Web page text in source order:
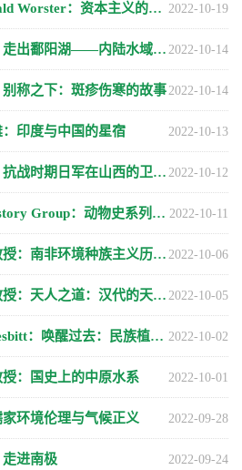
2022-10-19
【讲座预告】[美]Donald Worster：资本主义的起源及其影响——环境史视野下的考察
2022-10-14
【讲座预告】刘诗古：走出鄱阳湖——内陆水域视野下的中国历史
2022-10-14
别称之下：斑疹伤寒的故事
2022-10-13
：印度与中国的星宿
2022-10-12
【讲座预告】张俊峰：抗战时期日军在山西的卫生防疫调查
2022-10-11
【研讨会】Animal History Group：动物史系列研讨会
2022-10-06
【讲座预告】包茂红教授：南非环境种族主义历史与研究
2022-10-05
【讲座预告】孙小淳教授：天人之道：汉代的天文与历法
2022-10-02
【讲座预告】Mark Nesbitt：唤醒过去：民族植物学、收藏和历史
2022-10-01
授：国史上的中原水系
2022-09-28
家环境伦理与气候正义
2022-09-24
走进南极